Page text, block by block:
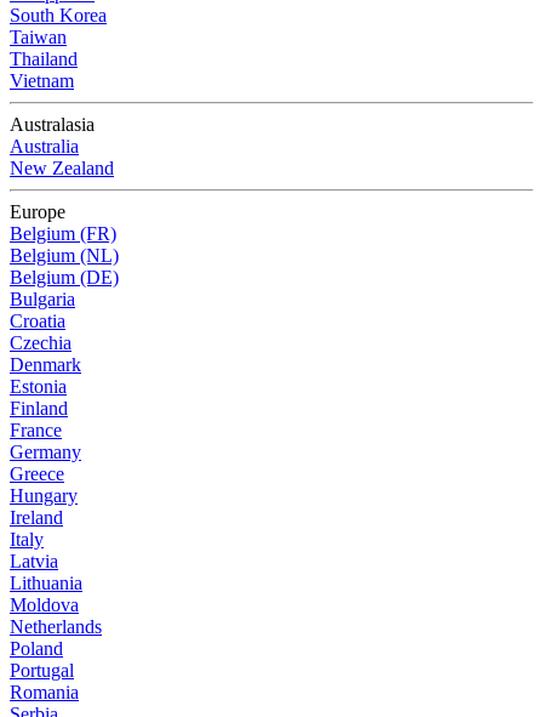
South Korea
Taiwan
Thailand
Vietnam
Australasia
Australia
New Zealand
Europe
Belgium (FR)
Belgium (NL)
Belgium (DE)
Bulgaria
Croatia
Czechia
Denmark
Estonia
Finland
France
Germany
Greece
Hungary
Ireland
Italy
Latvia
Lithuania
Moldova
Netherlands
Poland
Portugal
Romania